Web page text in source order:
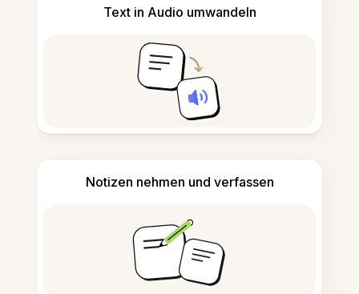
Text in Audio umwandeln
Notizen nehmen und verfassen